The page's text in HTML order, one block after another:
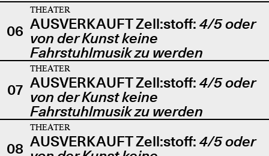
06
THEATER
AUSVERKAUFT Zell:stoff: 4/5 oder
von der Kunst keine
Fahrstuhlmusik zu werden
07
THEATER
AUSVERKAUFT Zell:stoff: 4/5 oder
von der Kunst keine
Fahrstuhlmusik zu werden
08
THEATER
AUSVERKAUFT Zell:stoff: 4/5 oder